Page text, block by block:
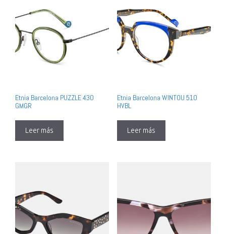
Etnia Barcelona PUZZLE 43O
GMGR
Leer más
Etnia Barcelona WINTOU 51O
HVBL
Leer más